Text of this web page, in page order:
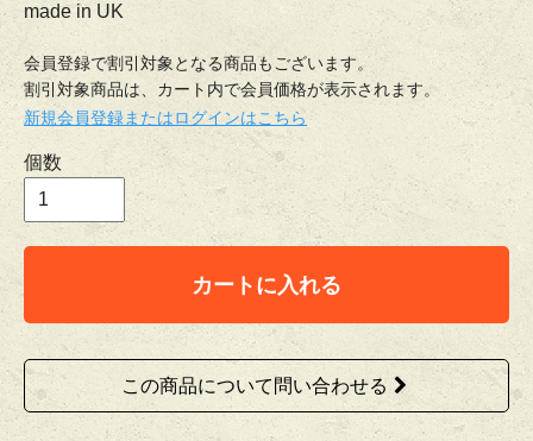
made in UK
会員登録で割引対象となる商品もございます。
割引対象商品は、カート内で会員価格が表示されます。
新規会員登録またはログインはこちら
個数
カートに入れる
この商品について問い合わせる